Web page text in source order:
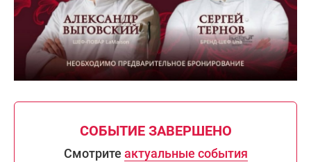
СОБЫТИЕ ЗАВЕРШЕНО
Смотрите актуальные события